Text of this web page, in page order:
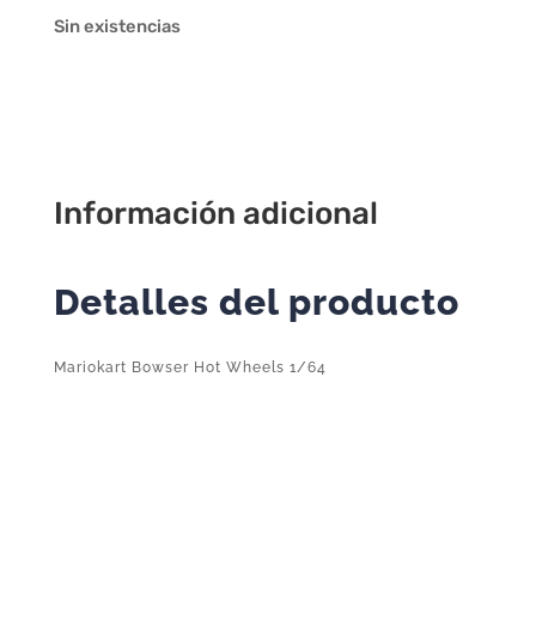
Sin existencias
Información adicional
Detalles del producto
Mariokart Bowser Hot Wheels 1/64